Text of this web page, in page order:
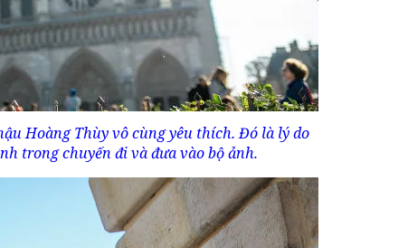
Hoàng Thùy vô cùng yêu thích. Đó là lý do
trong chuyến đi và đưa vào bộ ảnh.